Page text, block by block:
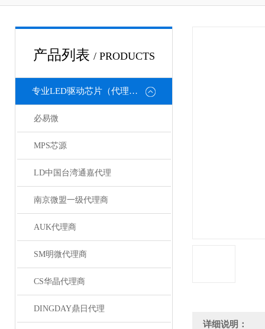
产品列表 / PRODUCTS
专业LED驱动芯片（代理或直销）
必易微
MPS芯源
LD中国台湾通嘉代理
南京微盟一级代理商
AUK代理商
SM明微代理商
CS华晶代理商
DINGDAY鼎日代理
详细说明：